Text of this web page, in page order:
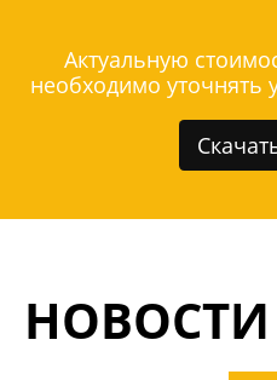
Актуальную
необходимо уточнять